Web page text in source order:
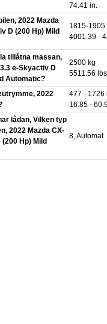
74.41 in.
2022 Mazda
D (200 Hp) Mild
1815-1905
4001.39 -
tillåtna massan,
e-Skyactiv D
Automatic?
2500 kg
5511.56 lbs.
2022
477 - 1726 l
16.85 -
lådan, Vilken typ
2022 Mazda CX-
Hp) Mild
8, Automat